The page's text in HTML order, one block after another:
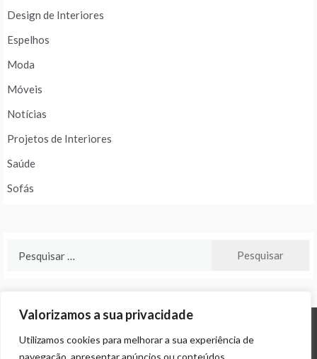
Valorizamos a sua privacidade
Utilizamos cookies para melhorar a sua experiência de
navegação, apresentar anúncios ou conteúdos
Design de Interiores
Espelhos
Moda
Móveis
Notícias
Projetos de Interiores
Saúde
Sofás
© ALL RIGHTS RESERVED 2024 THEME: PROMOS BYTEMPLATE SELL